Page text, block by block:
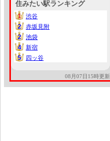
住みたい駅ランキング
1
1
渋谷
2
2
赤坂見附
2
2
池袋
4
4
新宿
5
5 四ッ谷
08月07日15時更新